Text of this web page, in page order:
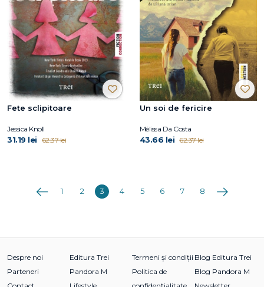
Fete sclipitoare
Jessica Knoll
31.19 lei 62.37 lei
Un soi de fericire
Mélissa Da Costa
43.66 lei 62.37 lei
Anterioara
1 2 3 4 5 6 7 8 Următoarea
Despre noi
Parteneri
Editura Trei
Pandora M
Termeni și condiții
Politica de
Blog Editura Trei
Blog Pandora M